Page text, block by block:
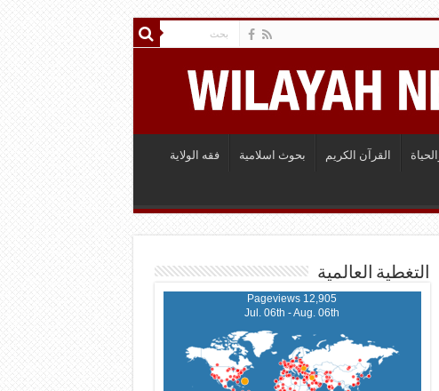
القرآن الكريم بحوث اسلامية فقه الولاية
التغطية العالمية
12,905 Pageviews
Jul. 06th - Aug. 06th